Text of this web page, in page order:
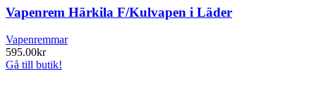
Vapenrem Härkila F/Kulvapen i Läder
Vapenremmar
595.00kr
Gå till butik!